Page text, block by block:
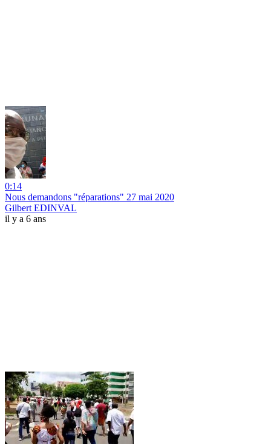
0:14
Nous demandons "réparations" 27 mai 2020
Gilbert EDINVAL
il y a 6 ans